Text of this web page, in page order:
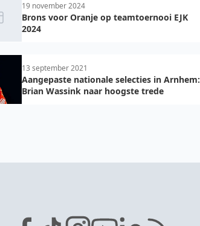
19 november 2024
Brons voor Oranje op teamtoernooi EJK
2024
13 september 2021
Aangepaste nationale selecties in Arnhem:
Brian Wassink naar hoogste trede